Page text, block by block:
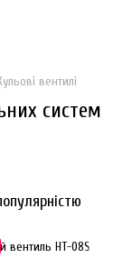
вентилі
систем